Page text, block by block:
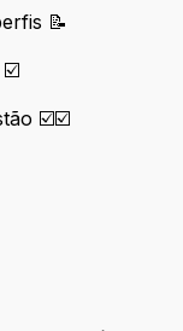
perfis 📝
📝
☑️
☑️
☑️☑️
☑️☑️